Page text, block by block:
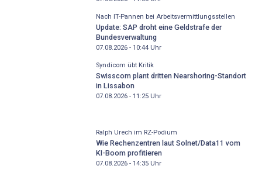
Nach IT-Pannen bei Arbeitsvermittlungsstellen
Update: SAP droht eine Geldstrafe der
Bundesverwaltung
07.08.2026 - 10:44Uhr
Syndicom übt Kritik
Swisscom plant dritten Nearshoring-Standort
in Lissabon
07.08.2026 - 11:25Uhr
Ralph Urech im RZ-Podium
Wie Rechenzentren laut Solnet/Data11 vom
KI-Boom profitieren
07.08.2026 - 14:35Uhr